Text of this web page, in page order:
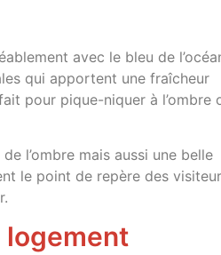
avec le bleu de
qui apportent une fraîcheur
pour pique-niquer à l’ombre
l’ombre mais aussi une belle
le point de repère des
logement